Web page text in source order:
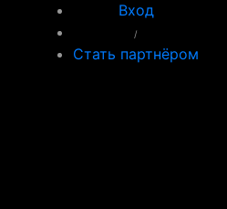
Вход
/
Стать партнёром